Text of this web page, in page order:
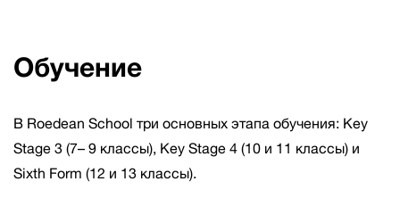
Обучение
В Roedean School три основных этапа обучения: Key
Stage 3 (7– 9 классы), Key Stage 4 (10 и 11 классы) и
Sixth Form (12 и 13 классы).